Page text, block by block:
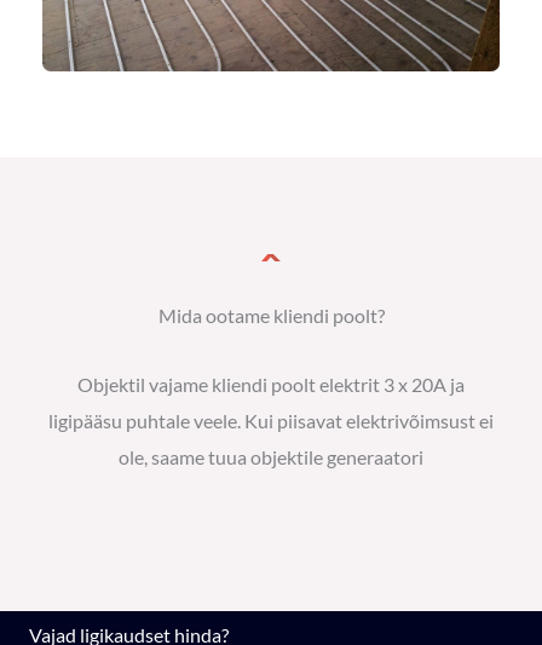
Mida ootame kliendi poolt?
Objektil vajame kliendi poolt elektrit 3 x 20A ja
ligipääsu puhtale veele. Kui piisavat elektrivõimsust ei
ole, saame tuua objektile generaatori
Vajad ligikaudset hinda?